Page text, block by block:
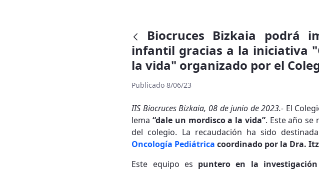
Biocruces Bizkaia podrá
infantil gracias a la iniciativa
la vida" organizado por el
Publicado 8/06/23
IIS Biocruces Bizkaia, 08 de junio de 2023.- El
lema“dale un mordisco a la vida”. Este año se
del colegio. La recaudación ha sido
Oncología Pediátrica coordinado por la Dra.
Este equipo es puntero en la